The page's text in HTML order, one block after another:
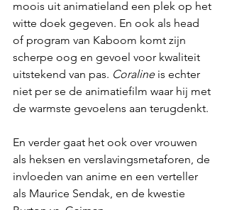
moois uit animatieland een plek op het
witte doek gegeven. En ook als head
of program van Kaboom komt zijn
scherpe oog en gevoel voor kwaliteit
uitstekend van pas. Coraline is echter
niet per se de animatiefilm waar hij met
de warmste gevoelens aan terugdenkt.
En verder gaat het ook over vrouwen
als heksen en verslavingsmetaforen, de
invloeden van anime en een verteller
als Maurice Sendak, en de kwestie